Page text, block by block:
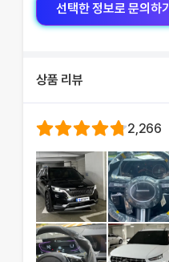
선택한 정보로 문의하기
상품 리뷰
2,266